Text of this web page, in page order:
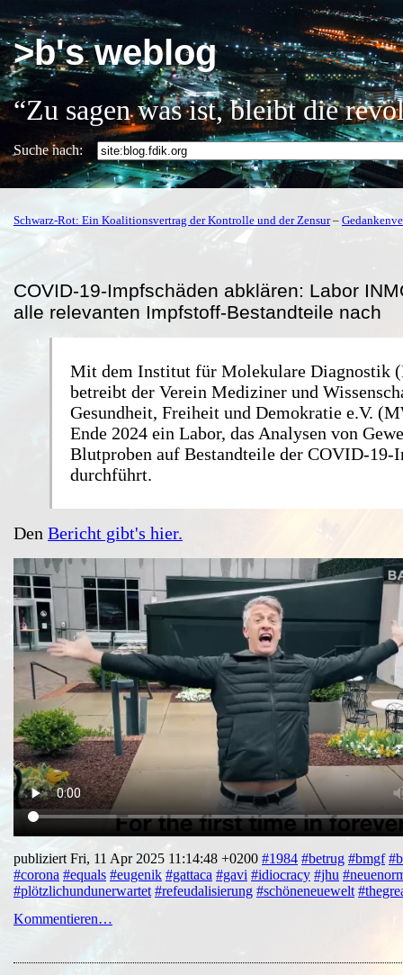
>b's weblog
“Zu sagen was ist, bleibt die
Suche nach:
Schwarz-Rot: Ein Koalitionsvertrag der Kontrolle und der Zensur–
COVID-19-Impfschäden abklären: Labor
alle relevanten Impfstoff-Bestandteile nach
Mit dem Institut für Molekulare Diagnostik
betreibt der Verein Mediziner und
Gesundheit, Freiheit und Demokratie e.V.
Ende 2024 ein Labor, das Analysen von
Blutproben auf Bestandteile der COVID-19-
durchführt.
Den Bericht gibt's hier.
publiziert Fri, 11 Apr 2025 11:14:48 +0200 #1984 #betrug #bmgf
#corona #equals #eugenik #gattaca #gavi #idiocracy #jhu
#plötzlichundunerwartet #refeudalisierung #schöneneuewelt
Kommentieren…